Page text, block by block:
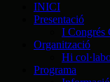
INICI
Presentació
I Congrés
Organització
Hi
Programa